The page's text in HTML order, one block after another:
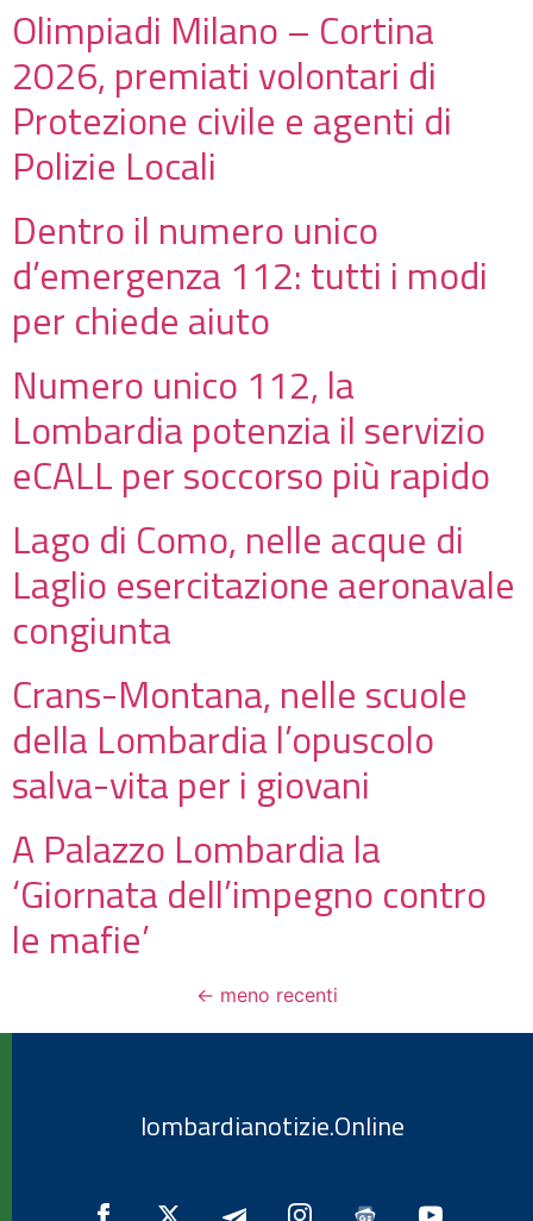
Olimpiadi Milano – Cortina
2026, premiati volontari di
Protezione civile e agenti di
Polizie Locali
Dentro il numero unico
d’emergenza 112: tutti i modi
per chiede aiuto
Numero unico 112, la
Lombardia potenzia il servizio
eCALL per soccorso più rapido
Lago di Como, nelle acque di
Laglio esercitazione aeronavale
congiunta
Crans-Montana, nelle scuole
della Lombardia l’opuscolo
salva-vita per i giovani
A Palazzo Lombardia la
‘Giornata dell’impegno contro
le mafie’
← meno recenti
lombardianotizie.Online